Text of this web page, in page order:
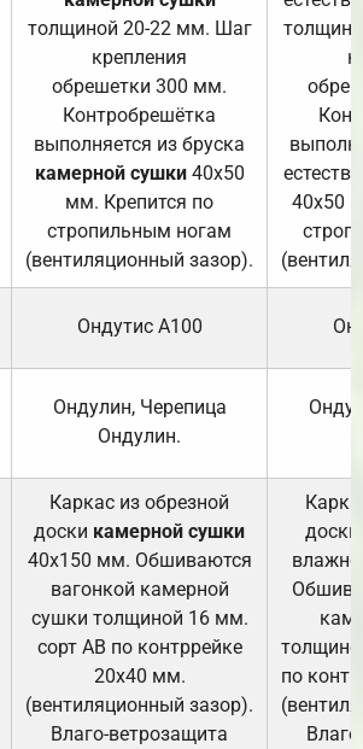
толщиной 20-22 мм. Шаг
крепления
обрешетки 300 мм.
Контробрешётка
выполняется из бруска
камерной сушки40х50
мм. Крепится по
стропильным ногам
(вентиляционный зазор).
40х50
Ондутис А100
Ондулин, Черепица
Ондулин.
Каркас из обрезной
доски камерной сушки
40х150 мм. Обшиваются
вагонкой камерной
сушки толщиной 16 мм.
сорт АВ по контррейке
20х40 мм.
(вентиляционный зазор).
Влаго-ветрозащита
доски
по